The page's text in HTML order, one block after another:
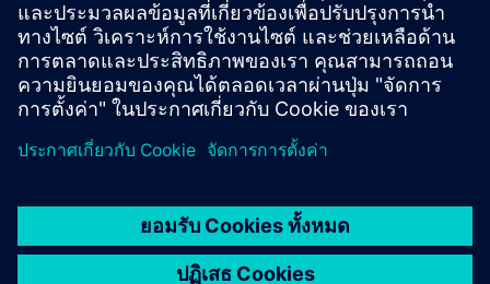
เงื่อนไขเบื้องต้น
There are no requirements